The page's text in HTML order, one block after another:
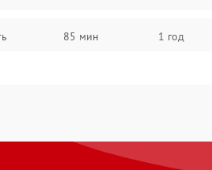
85 мин 1 год